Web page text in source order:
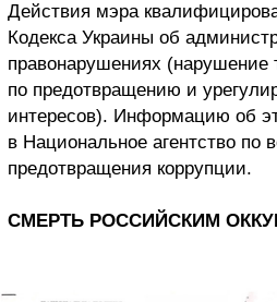
Действия мэра
Кодекса Украины об
правонарушениях (нарушение
по предотвращению и
интересов). Информацию об
в Национальное агентство по
предотвращения коррупции.
СМЕРТЬ РОССИЙСКИМ